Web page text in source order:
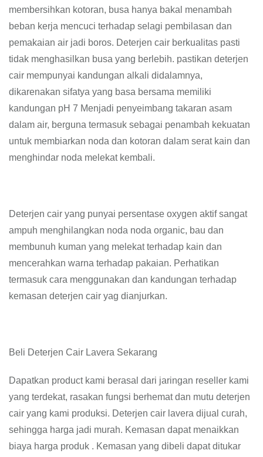
membersihkan kotoran, busa hanya bakal menambah
beban kerja mencuci terhadap selagi pembilasan dan
pemakaian air jadi boros. Deterjen cair berkualitas pasti
tidak menghasilkan busa yang berlebih. pastikan deterjen
cair mempunyai kandungan alkali didalamnya,
dikarenakan sifatya yang basa bersama memiliki
kandungan pH 7 Menjadi penyeimbang takaran asam
dalam air, berguna termasuk sebagai penambah kekuatan
untuk membiarkan noda dan kotoran dalam serat kain dan
menghindar noda melekat kembali.
Deterjen cair yang punyai persentase oxygen aktif sangat
ampuh menghilangkan noda noda organic, bau dan
membunuh kuman yang melekat terhadap kain dan
mencerahkan warna terhadap pakaian. Perhatikan
termasuk cara menggunakan dan kandungan terhadap
kemasan deterjen cair yag dianjurkan.
Beli Deterjen Cair Lavera Sekarang
Dapatkan product kami berasal dari jaringan reseller kami
yang terdekat, rasakan fungsi berhemat dan mutu deterjen
cair yang kami produksi. Deterjen cair lavera dijual curah,
sehingga harga jadi murah. Kemasan dapat menaikkan
biaya harga produk . Kemasan yang dibeli dapat ditukar